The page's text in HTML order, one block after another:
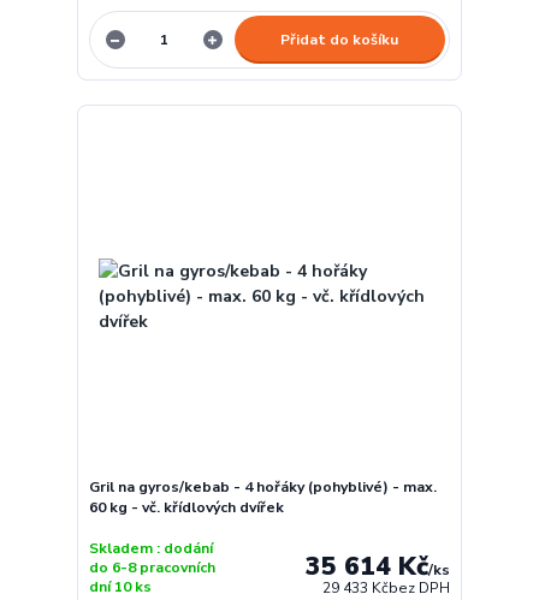
Přidat do košíku
Gril na gyros/kebab - 4 hořáky (pohyblivé) - max.
60 kg - vč. křídlových dvířek
35 614 Kč/ks
29 433 Kčbez DPH
Skladem : dodání
do 6-8 pracovních
dní 10 ks